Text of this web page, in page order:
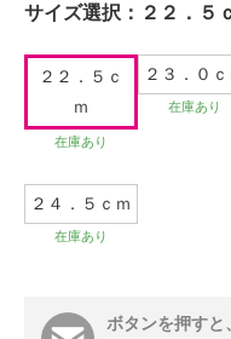
サイズ選択： ２２．５
２２．５ｃ
ｍ
在庫あり
２３．０ｃ
在庫あり
２４．５ｃｍ
在庫あり
ボタンを押すと